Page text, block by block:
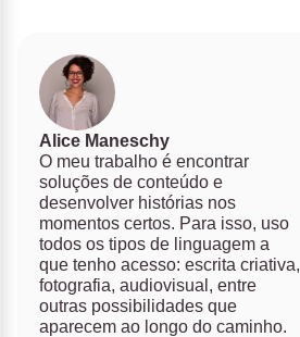
Alice Maneschy
O meu trabalho é encontrar
soluções de conteúdo e
desenvolver histórias nos
momentos certos. Para isso, uso
todos os tipos de linguagem a
que tenho acesso: escrita criativa,
fotografia, audiovisual, entre
outras possibilidades que
aparecem ao longo do caminho.